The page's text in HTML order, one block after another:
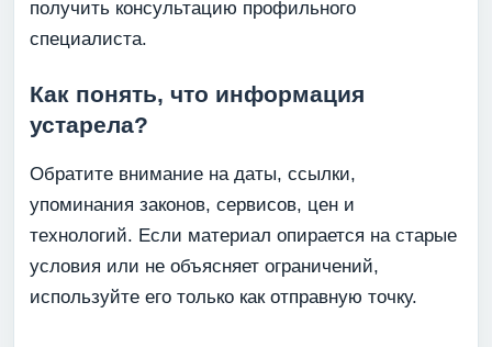
получить консультацию профильного
специалиста.
Как понять, что информация
устарела?
Обратите внимание на даты, ссылки,
упоминания законов, сервисов, цен и
технологий. Если материал опирается на старые
условия или не объясняет ограничений,
используйте его только как отправную точку.